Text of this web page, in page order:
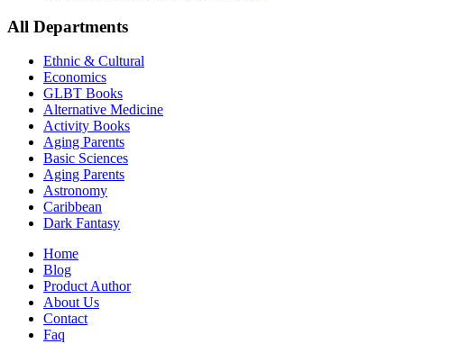
All Departments
Ethnic & Cultural
Economics
GLBT Books
Alternative Medicine
Activity Books
Aging Parents
Basic Sciences
Aging Parents
Astronomy
Caribbean
Dark Fantasy
Home
Blog
Product Author
About Us
Contact
Faq